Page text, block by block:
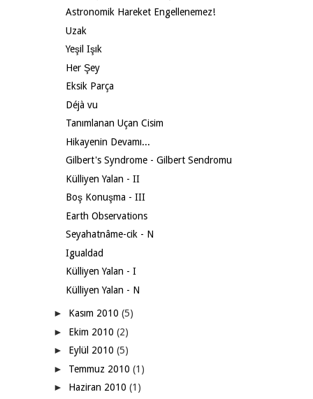
Astronomik Hareket Engellenemez!
Uzak
Yeşil Işık
Her Şey
Eksik Parça
Déjà vu
Tanımlanan Uçan Cisim
Hikayenin Devamı...
Gilbert's Syndrome - Gilbert Sendromu
Külliyen Yalan - II
Boş Konuşma - III
Earth Observations
Seyahatnâme-cik - N
Igualdad
Külliyen Yalan - I
Külliyen Yalan - N
► Kasım 2010 (5)
► Ekim 2010 (2)
► Eylül 2010 (5)
► Temmuz 2010 (1)
► Haziran 2010 (1)